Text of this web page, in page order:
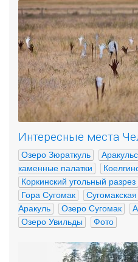
Интересные места
Озеро Зюраткуль
каменные палатки
Коркинский угольный разрез
Гора Сугомак
Аракуль
Озеро Сугомак
Озеро Увильды
Фото